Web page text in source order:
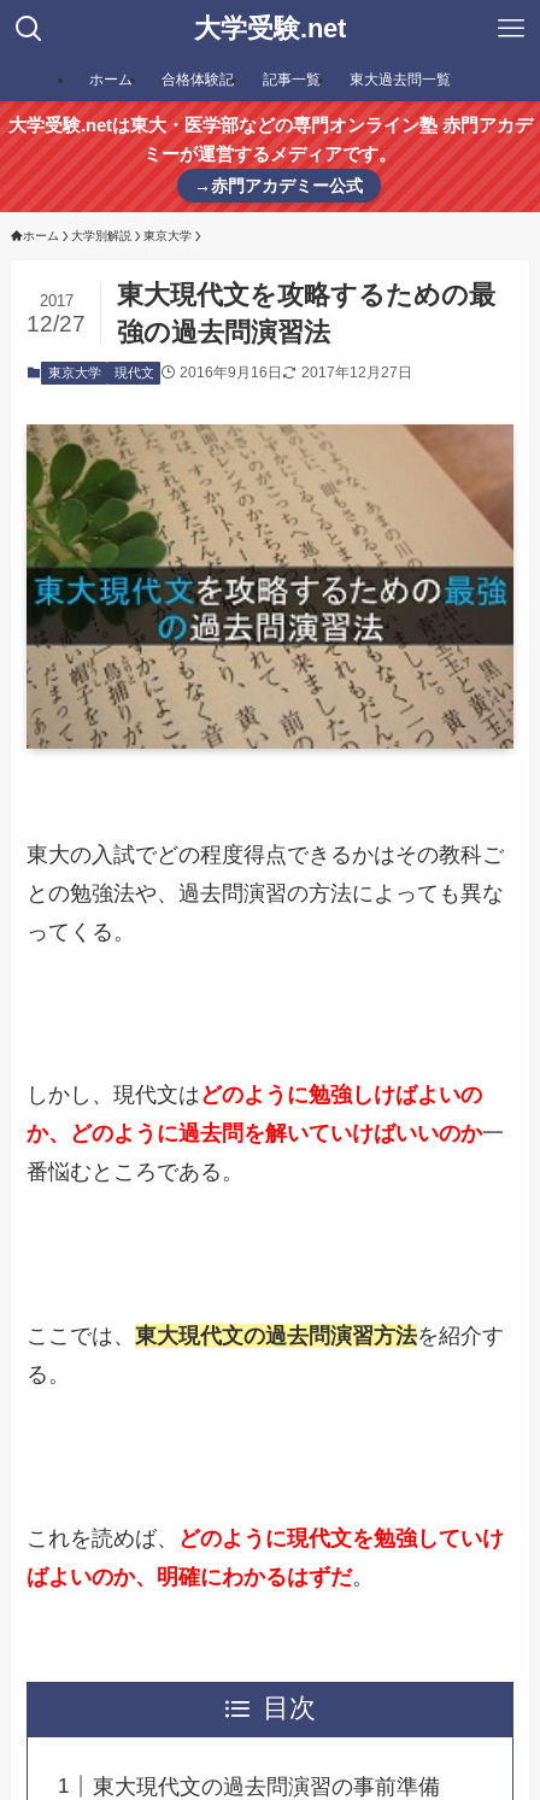
大学受験.net
ホーム 合格体験記 記事一覧 東大過去問一覧
大学受験.netは東大・医学部などの専門オンライン塾 赤門アカデ
ミーが運営するメディアです。
→赤門アカデミー公式
ホーム 大学別解説 東京大学
東大現代文を攻略するための最
強の過去問演習法
2017
12/27
東京大学 現代文 2016年9月16日 2017年12月27日
東大の入試でどの程度得点できるかはその教科ご
との勉強法や、過去問演習の方法によっても異な
ってくる。
しかし、現代文はどのように勉強しけばよいの
か、どのように過去問を解いていけばいいのか一
番悩むところである。
ここでは、東大現代文の過去問演習方法を紹介す
る。
これを読めば、 どのように現代文を勉強していけ
ばよいのか、明確にわかるはずだ。
目次
東大現代文の過去問演習の事前準備